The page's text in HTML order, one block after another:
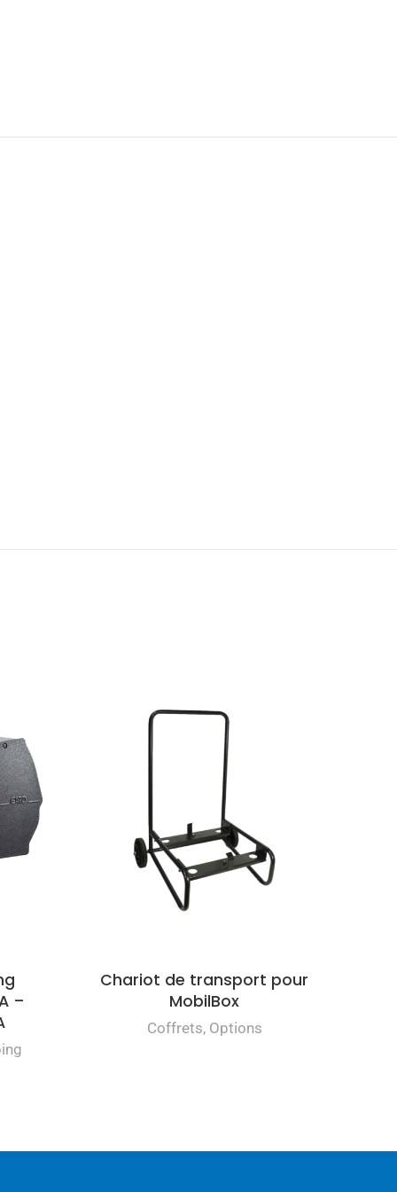
–
Chariot de transport pour
MobilBox
Coffrets, Options